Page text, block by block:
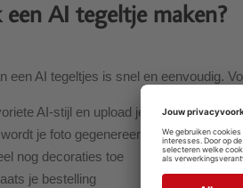
AI tegeltje maken?
een AI tegeltjes is snel en eenvoudig.
AI-stijl en upload je foto
je foto gegenereerd tot de gekozen
nog decoraties toe
je bestelling